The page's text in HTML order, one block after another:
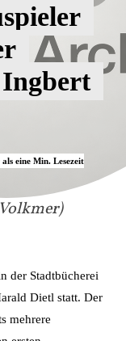
eine Min. Lesezeit
der Stadtbücherei
Dietl statt. Der
mehrere